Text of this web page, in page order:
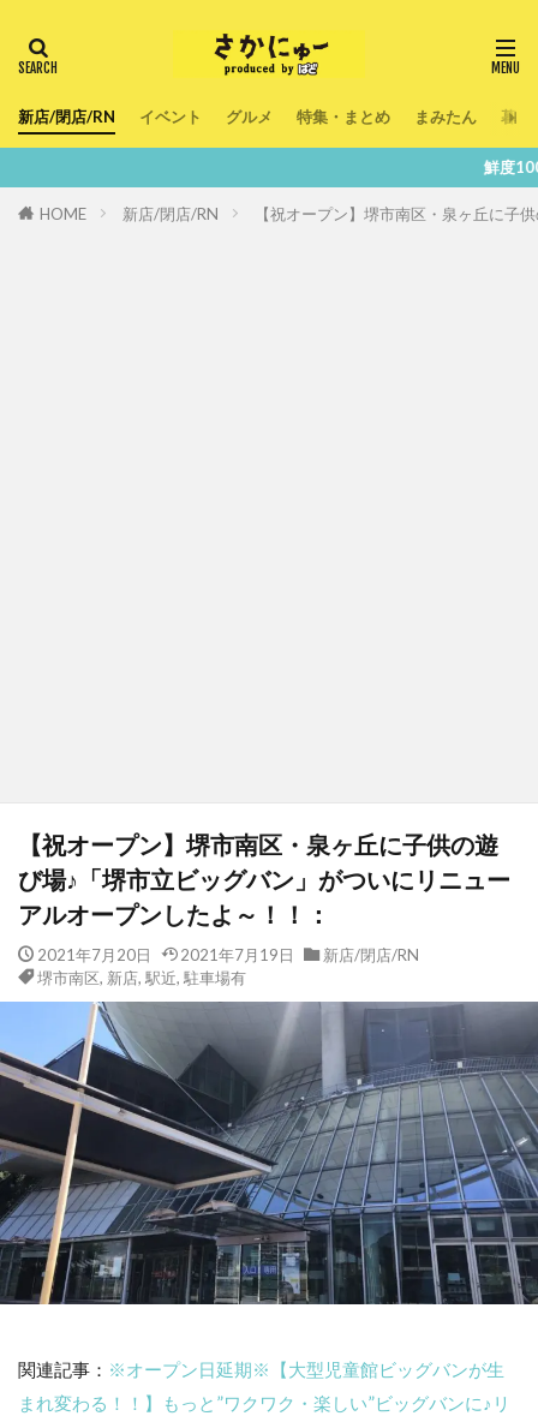
新店/閉店/RN イベント グルメ 特集・まとめ まみたん 暮ら
鮮度100％！堺・南大阪
HOME 新店/閉店/RN 【祝オープン】堺市南区・泉ヶ丘に子
【祝オープン】堺市南区・泉ヶ丘に子供の遊
び場♪「堺市立ビッグバン」がついにリニュー
アルオープンしたよ～！！：
2021年7月20日 2021年7月19日
新店/閉店/RN
堺市南区, 新店, 駅近, 駐車場有
関連記事： ※オープン日延期※【大型児童館ビッグバンが生
まれ変わる！！】もっと”ワクワク・楽しい”ビッグバンに♪リ